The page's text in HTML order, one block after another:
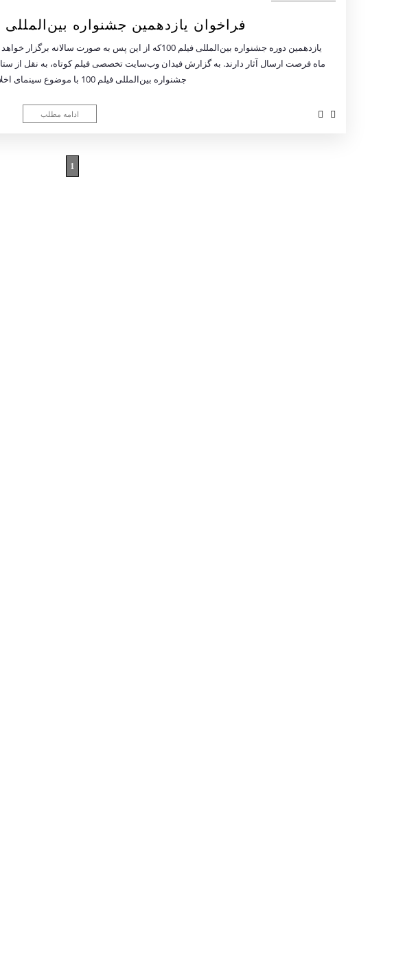
فراخوان یازدهمین جشنواره بین‌المللی فیلم‌های 100
یازدهمین دوره جشنواره بین‌المللی فیلم 100که از این پس به
جشنواره بین‌المللی فیلم 100 با موضوع سینمای اخلاق و خانواده در دو بخش مسابقه‌ای و مسیر تجربه و…
ادامه مطلب
1